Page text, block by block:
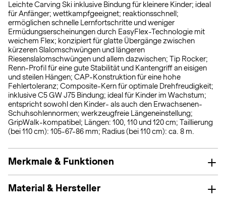
Leichte Carving Ski inklusive Bindung für kleinere Kinder; ideal
für Anfänger; wettkampfgeeignet; reaktionsschnell;
ermöglichen schnelle Lernfortschritte und weniger
Ermüdungserscheinungen durch EasyFlex-Technologie mit
weichem Flex; konzipiert für glatte Übergänge zwischen
kürzeren Slalomschwüngen und längeren
Riesenslalomschwüngen und allem dazwischen; Tip Rocker;
Renn-Profil für eine gute Stabilität und Kantengriff an eisigen
und steilen Hängen; CAP-Konstruktion für eine hohe
Fehlertoleranz; Composite-Kern für optimale Drehfreudigkeit;
inklusive C5 GW J75 Bindung; ideal für Kinder im Wachstum;
entspricht sowohl den Kinder- als auch den Erwachsenen-
Schuhsohlennormen; werkzeugfreie Längeneinstellung;
GripWalk-kompatibel; Längen: 100, 110 und 120 cm; Taillierung
(bei 110 cm): 105-67-86 mm; Radius (bei 110 cm): ca. 8 m.
Merkmale & Funktionen
Material & Hersteller